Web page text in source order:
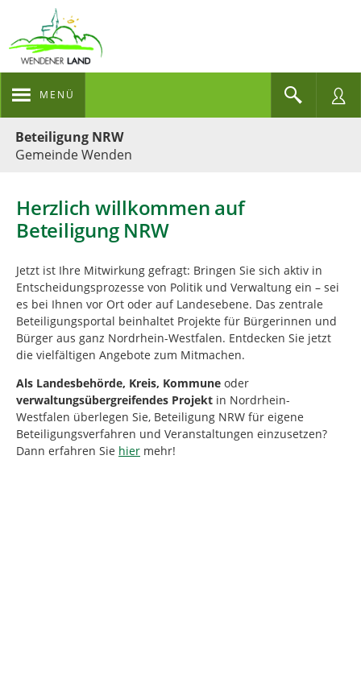
MENÜ
Beteiligung NRW
Gemeinde Wenden
Herzlich willkommen auf
Beteiligung NRW
Jetzt ist Ihre Mitwirkung gefragt: Bringen Sie sich aktiv in
Entscheidungsprozesse von Politik und Verwaltung ein – sei
es bei Ihnen vor Ort oder auf Landesebene. Das zentrale
Beteiligungsportal beinhaltet Projekte für Bürgerinnen und
Bürger aus ganz Nordrhein-Westfalen. Entdecken Sie jetzt
die vielfältigen Angebote zum Mitmachen.
Als Landesbehörde, Kreis, Kommune oder
verwaltungsübergreifendes Projekt in Nordrhein-
Westfalen überlegen Sie, Beteiligung NRW für eigene
Beteiligungsverfahren und Veranstaltungen einzusetzen?
Dann erfahren Sie hier mehr!